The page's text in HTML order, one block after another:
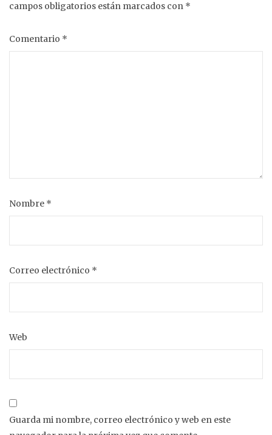
campos obligatorios están marcados con *
Comentario *
Nombre *
Correo electrónico *
Web
Guarda mi nombre, correo electrónico y web en este